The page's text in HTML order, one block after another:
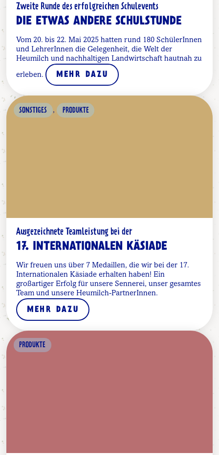
Zweite Runde des erfolgreichen Schulevents
DIE ETWAS ANDERE SCHULSTUNDE
Vom 20. bis 22. Mai 2025 hatten rund 180 SchülerInnen
und LehrerInnen die Gelegenheit, die Welt der
Heumilch und nachhaltigen Landwirtschaft hautnah zu
erleben. MEHR DAZU
SONSTIGES , PRODUKTE
Ausgezeichnete Teamleistung bei der
17. INTERNATIONALEN KÄSIADE
Wir freuen uns über 7 Medaillen, die wir bei der 17.
Internationalen Käsiade erhalten haben! Ein
großartiger Erfolg für unsere Sennerei, unser gesamtes
Team und unsere Heumilch-PartnerInnen.
MEHR DAZU
PRODUKTE